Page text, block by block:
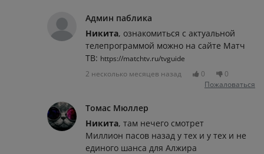
Админ паблика
Никита, ознакомиться с актуальной
телепрограммой можно на сайте Матч
ТВ: https://matchtv.ru/tvguide
2 несколько месяцев назад
0
0
Пожаловаться
Томас Мюллер
Никита, там нечего смотрет
Миллион пасов назад у тех и у тех и не
единого шанса для Алжира